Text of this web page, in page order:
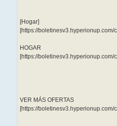
[Hogar]
[https://
HOGAR
[https://
VER MÁS OFERTAS
[https://